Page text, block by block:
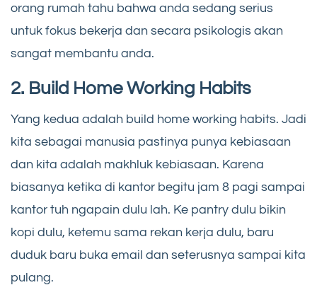
orang rumah tahu bahwa anda sedang serius
untuk fokus bekerja dan secara psikologis akan
sangat membantu anda.
2. Build Home Working Habits
Yang kedua adalah build home working habits. Jadi
kita sebagai manusia pastinya punya kebiasaan
dan kita adalah makhluk kebiasaan. Karena
biasanya ketika di kantor begitu jam 8 pagi sampai
kantor tuh ngapain dulu lah. Ke pantry dulu bikin
kopi dulu, ketemu sama rekan kerja dulu, baru
duduk baru buka email dan seterusnya sampai kita
pulang.